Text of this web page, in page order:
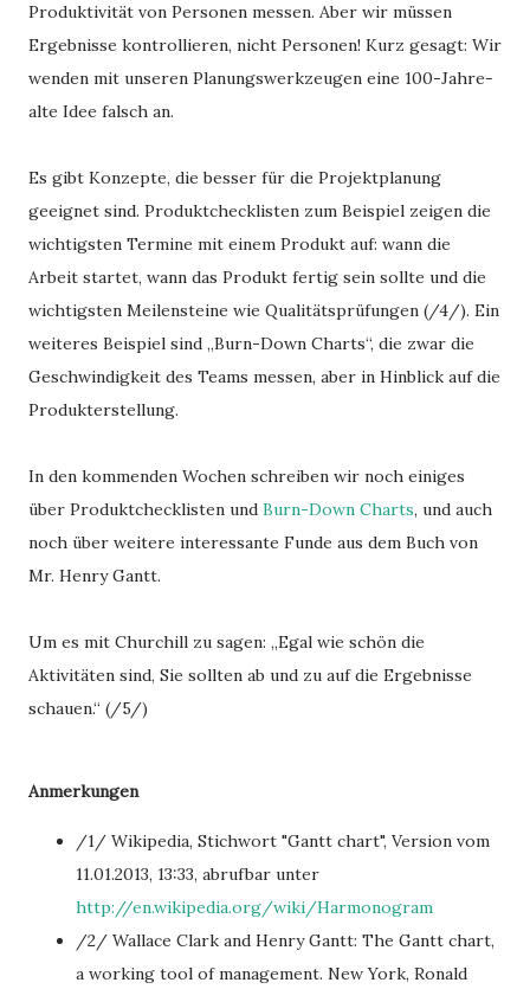
Produktivität von Personen messen. Aber wir müssen
Ergebnisse kontrollieren, nicht Personen! Kurz gesagt: Wir
wenden mit unseren Planungswerkzeugen eine 100-Jahre-
alte Idee falsch an.
Es gibt Konzepte, die besser für die Projektplanung
geeignet sind. Produktchecklisten zum Beispiel zeigen die
wichtigsten Termine mit einem Produkt auf: wann die
Arbeit startet, wann das Produkt fertig sein sollte und die
wichtigsten Meilensteine wie Qualitätsprüfungen (/4/). Ein
weiteres Beispiel sind „Burn-Down Charts“, die zwar die
Geschwindigkeit des Teams messen, aber in Hinblick auf die
Produkterstellung.
In den kommenden Wochen schreiben wir noch einiges
über Produktchecklisten und Burn-Down Charts, und auch
noch über weitere interessante Funde aus dem Buch von
Mr. Henry Gantt.
Um es mit Churchill zu sagen: „Egal wie schön die
Aktivitäten sind, Sie sollten ab und zu auf die Ergebnisse
schauen.“ (/5/)
Anmerkungen
/1/ Wikipedia, Stichwort "Gantt chart", Version vom
11.01.2013, 13:33, abrufbar unter
http://en.wikipedia.org/wiki/Harmonogram
/2/ Wallace Clark and Henry Gantt: The Gantt chart,
a working tool of management. New York, Ronald